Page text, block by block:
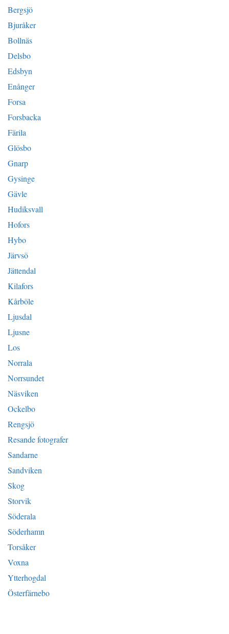
Bergsjö
Bjuråker
Bollnäs
Delsbo
Edsbyn
Enånger
Forsa
Forsbacka
Färila
Glösbo
Gnarp
Gysinge
Gävle
Hudiksvall
Hofors
Hybo
Järvsö
Jättendal
Kilafors
Kårböle
Ljusdal
Ljusne
Los
Norrala
Norrsundet
Näsviken
Ockelbo
Rengsjö
Resande fotografer
Sandarne
Sandviken
Skog
Storvik
Söderala
Söderhamn
Torsåker
Voxna
Ytterhogdal
Österfärnebo